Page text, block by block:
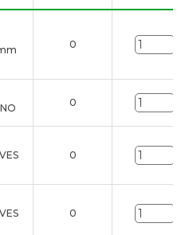
0
0
0
0